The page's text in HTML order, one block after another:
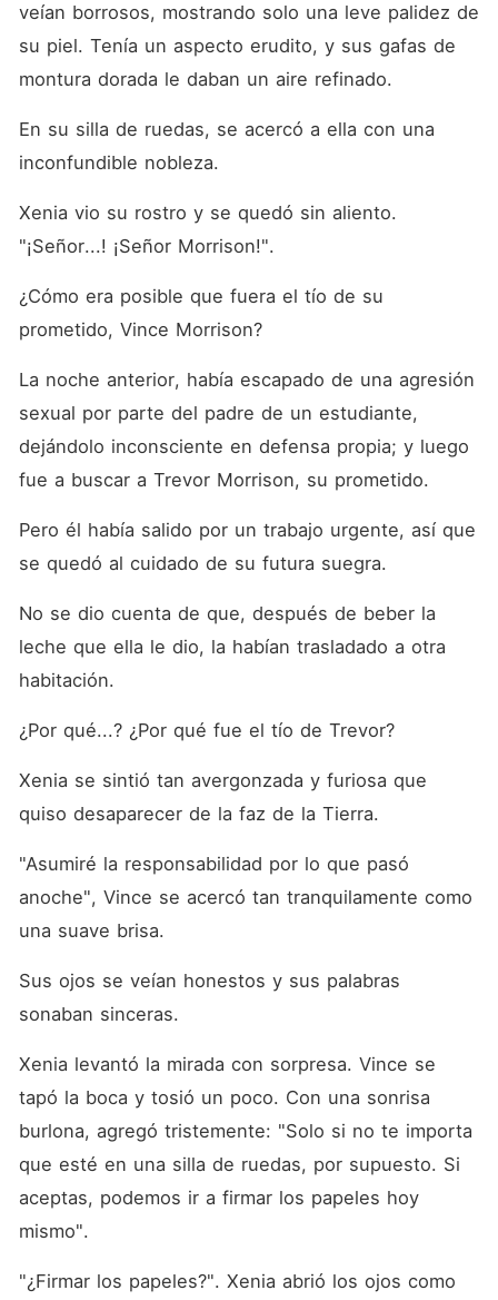
veían borrosos, mostrando solo una leve palidez de
su piel. Tenía un aspecto erudito, y sus gafas de
montura dorada le daban un aire refinado.
En su silla de ruedas, se acercó a ella con una
inconfundible nobleza.
Xenia vio su rostro y se quedó sin aliento.
"¡Señor...! ¡Señor Morrison!".
¿Cómo era posible que fuera el tío de su
prometido, Vince Morrison?
La noche anterior, había escapado de una agresión
sexual por parte del padre de un estudiante,
dejándolo inconsciente en defensa propia; y luego
fue a buscar a Trevor Morrison, su prometido.
Pero él había salido por un trabajo urgente, así que
se quedó al cuidado de su futura suegra.
No se dio cuenta de que, después de beber la
leche que ella le dio, la habían trasladado a otra
habitación.
¿Por qué...? ¿Por qué fue el tío de Trevor?
Xenia se sintió tan avergonzada y furiosa que
quiso desaparecer de la faz de la Tierra.
"Asumiré la responsabilidad por lo que pasó
anoche", Vince se acercó tan tranquilamente como
una suave brisa.
Sus ojos se veían honestos y sus palabras
sonaban sinceras.
Xenia levantó la mirada con sorpresa. Vince se
tapó la boca y tosió un poco. Con una sonrisa
burlona, agregó tristemente: "Solo si no te importa
que esté en una silla de ruedas, por supuesto. Si
aceptas, podemos ir a firmar los papeles hoy
mismo".
"¿Firmar los papeles?". Xenia abrió los ojos como